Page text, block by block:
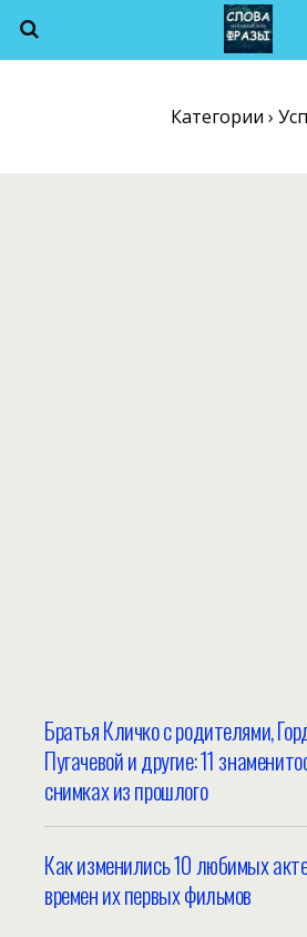
Категории ›
Братья Кличко с родителями,
Пугачевой и другие: 11
снимках из прошлого
Как изменились 10 любимых
времен их первых фильмов